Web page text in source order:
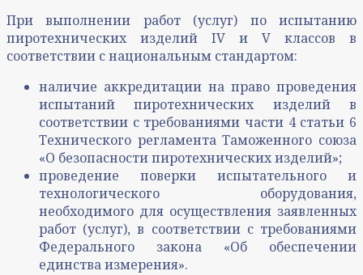
При выполнении работ (услуг) по испытанию
пиротехнических изделий IV и V классов в
соответствии с национальным стандартом:
наличие аккредитации на право проведения
испытаний пиротехнических изделий в
соответствии с требованиями части 4 статьи 6
Технического регламента Таможенного союза
«О безопасности пиротехнических изделий»;
проведение поверки испытательного и
технологического оборудования,
необходимого для осуществления заявленных
работ (услуг), в соответствии с требованиями
Федерального закона «Об обеспечении
единства измерения».